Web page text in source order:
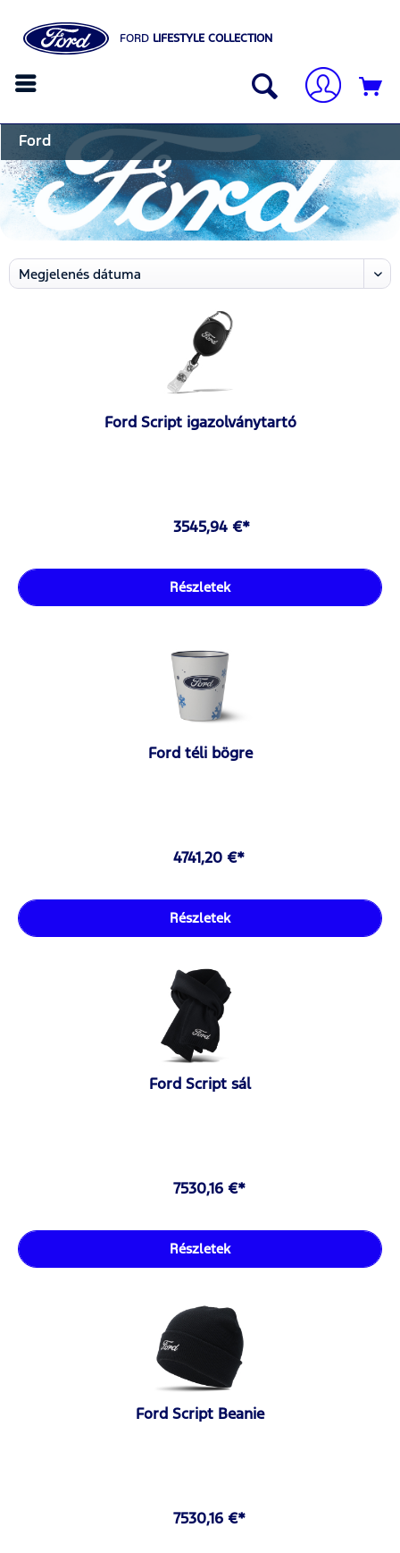
FORD LIFESTYLE COLLECTION
Ford
Ford Script igazolványtartó
3545,94 €*
Részletek
Ford téli bögre
4741,20 €*
Részletek
Ford Script sál
7530,16 €*
Részletek
Ford Script Beanie
7530,16 €*